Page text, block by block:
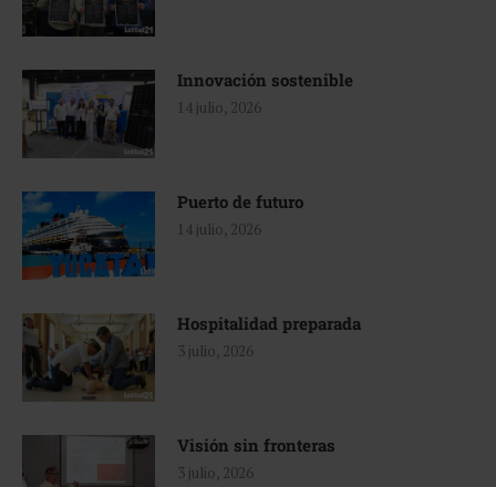
Innovación sostenible
14 julio, 2026
Puerto de futuro
14 julio, 2026
Hospitalidad preparada
3 julio, 2026
Visión sin fronteras
3 julio, 2026